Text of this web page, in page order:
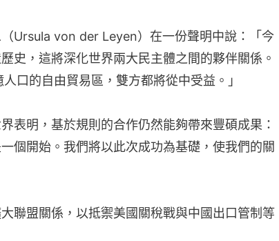
Ursula von der Leyen）在一份聲明中說：「今
史，這將深化世界兩大民主體之間的夥伴關係。
口的自由貿易區，雙方都將從中受益。」
表明，基於規則的合作仍然能夠帶來豐碩成果：
一個開始。我們將以此次成功為基礎，使我們的關
聯盟關係，以抵禦美國關稅戰與中國出口管制等